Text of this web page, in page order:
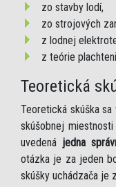
zo stavby lodí,
zo strojových
z lodnej
z teórie
Teoretická
Teoretická skúška sa
skúšobnej
uvedená jedna
otázka je za jeden
skúšky uchádzača je